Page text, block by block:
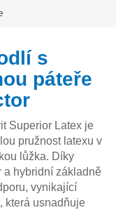
s
páteře
Superior Latex je
pružnost latexu v
lůžka. Díky
a hybridní základně
vynikající
která usnadňuje